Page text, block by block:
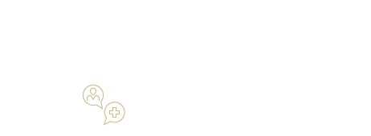
Krankenversorgung